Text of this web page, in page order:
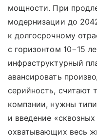
мощности. При
модернизации до
к долгосрочному
с горизонтом 10−15
инфраструктурный
авансировать
серийность, считают
компании, нужны
и введение
охватывающих весь